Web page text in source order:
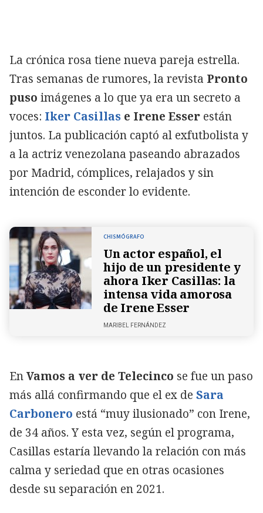
La crónica rosa tiene nueva pareja estrella.
Tras semanas de rumores, la revista Pronto
puso imágenes a lo que ya era un secreto a
voces: Iker Casillas e Irene Esser están
juntos. La publicación captó al exfutbolista y
a la actriz venezolana paseando abrazados
por Madrid, cómplices, relajados y sin
intención de esconder lo evidente.
CHISMÓGRAFO
Un actor español, el
hijo de un presidente y
ahora Iker Casillas: la
intensa vida amorosa
de Irene Esser
MARIBEL FERNÁNDEZ
EnVamos a ver de Telecinco se fue un paso
más allá confirmando que el ex de Sara
Carbonero está “muy ilusionado” con Irene,
de 34 años. Y esta vez, según el programa,
Casillas estaría llevando la relación con más
calma y seriedad que en otras ocasiones
desde su separación en 2021.